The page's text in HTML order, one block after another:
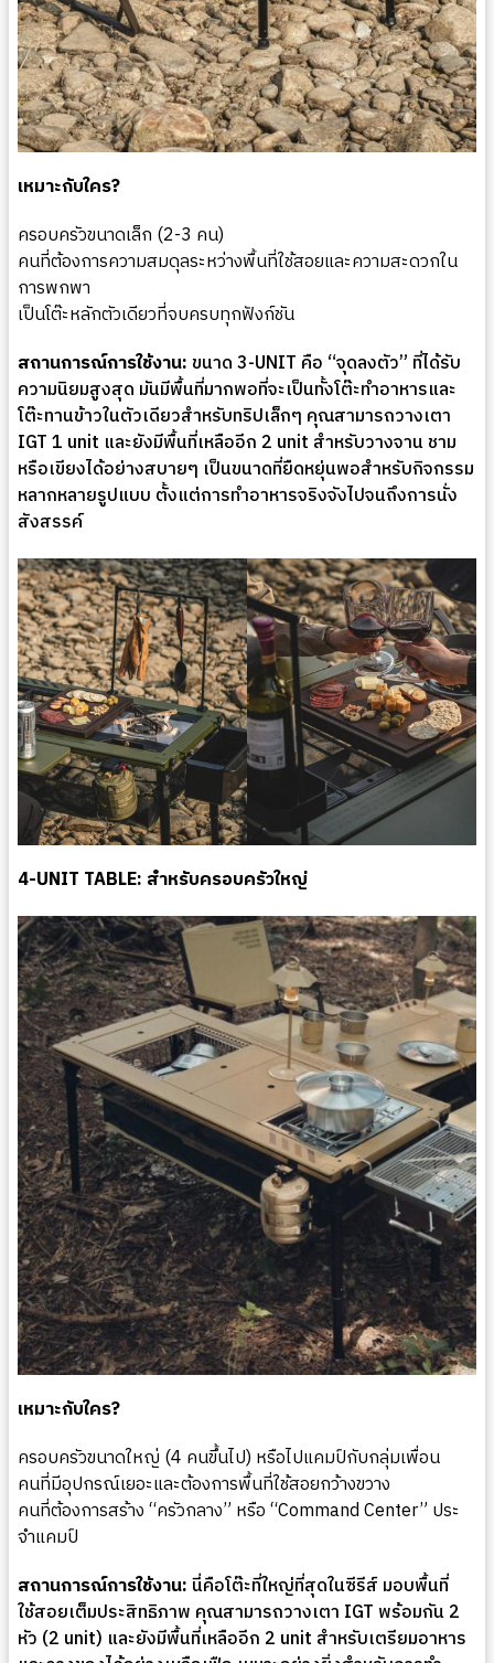
เหมาะกับใคร?
ครอบครัวขนาดเล็ก (2-3 คน)
คนที่ต้องการความสมดุลระหว่างพื้นที่ใช้สอยและความสะดวกใน
การพกพา
เป็นโต๊ะหลักตัวเดียวที่จบครบทุกฟังก์ชัน
สถานการณ์การใช้งาน:ขนาด 3-UNIT คือ “จุดลงตัว” ที่ได้รับ
ความนิยมสูงสุด มันมีพื้นที่มากพอที่จะเป็นทั้งโต๊ะทำอาหารและ
โต๊ะทานข้าวในตัวเดียวสำหรับทริปเล็กๆ คุณสามารถวางเตา
IGT 1 unit และยังมีพื้นที่เหลืออีก 2 unit สำหรับวางจาน ชาม
หรือเขียงได้อย่างสบายๆ เป็นขนาดที่ยืดหยุ่นพอสำหรับกิจกรรม
หลากหลายรูปแบบ ตั้งแต่การทำอาหารจริงจังไปจนถึงการนั่ง
สังสรรค์
4-UNIT TABLE: สำหรับครอบครัวใหญ่
เหมาะกับใคร?
ครอบครัวขนาดใหญ่ (4 คนขึ้นไป) หรือไปแคมป์กับกลุ่มเพื่อน
คนที่มีอุปกรณ์เยอะและต้องการพื้นที่ใช้สอยกว้างขวาง
คนที่ต้องการสร้าง “ครัวกลาง” หรือ “Command Center” ประ
จำแคมป์
สถานการณ์การใช้งาน:นี่คือโต๊ะที่ใหญ่ที่สุดในซีรีส์ มอบพื้นที่
ใช้สอยเต็มประสิทธิภาพ คุณสามารถวางเตา IGT พร้อมกัน 2
หัว (2 unit) และยังมีพื้นที่เหลืออีก 2 unit สำหรับเตรียมอาหาร